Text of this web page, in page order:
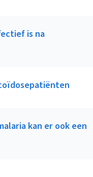
is na
kan er ook een